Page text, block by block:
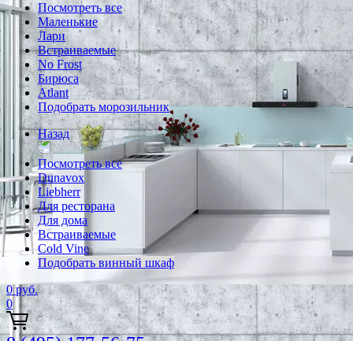
Посмотреть все
Маленькие
Лари
Встраиваемые
No Frost
Бирюса
Atlant
Подобрать морозильник
Назад
Посмотреть все
Dunavox
Liebherr
Для ресторана
Для дома
Встраиваемые
Cold Vine
Подобрать винный шкаф
0 руб.
0